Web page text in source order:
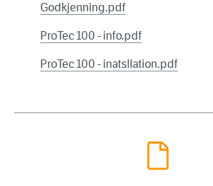
Godkjenning.pdf
ProTec 100 - info.pdf
ProTec 100 - inatsllation.pdf